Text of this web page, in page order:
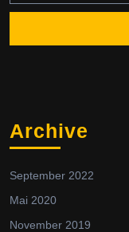
Archive
September 2022
Mai 2020
November 2019